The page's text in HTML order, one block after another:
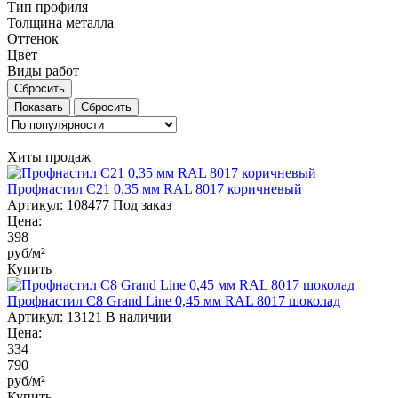
Тип профиля
Толщина металла
Оттенок
Цвет
Виды работ
Сбросить
Сбросить
Хиты продаж
Профнастил С21 0,35 мм RAL 8017 коричневый
Артикул: 108477 Под заказ
Цена:
398
руб/м²
Купить
Профнастил С8 Grand Line 0,45 мм RAL 8017 шоколад
Артикул: 13121 В наличии
Цена:
334
790
руб/м²